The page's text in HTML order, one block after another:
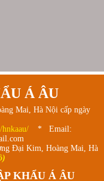
Á ÂU
Mai, Hà Nội cấp ngày
* Email:
Đại Kim, Hoàng Mai, Hà
KHẨU Á ÂU